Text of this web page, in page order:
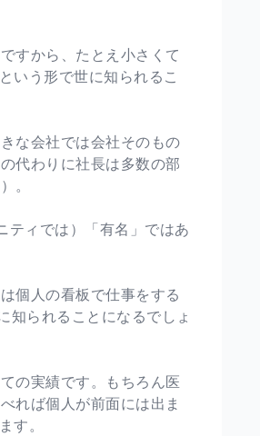
すから、たとえ小さくて
う形で世に知られるこ
な会社では会社そのもの
代わりに社長は多数の部
。
ティでは）「有名」ではあ
個人の看板で仕事をする
られることになるでしょ
の実績です。もちろん医
れば個人が前面には出ま
。